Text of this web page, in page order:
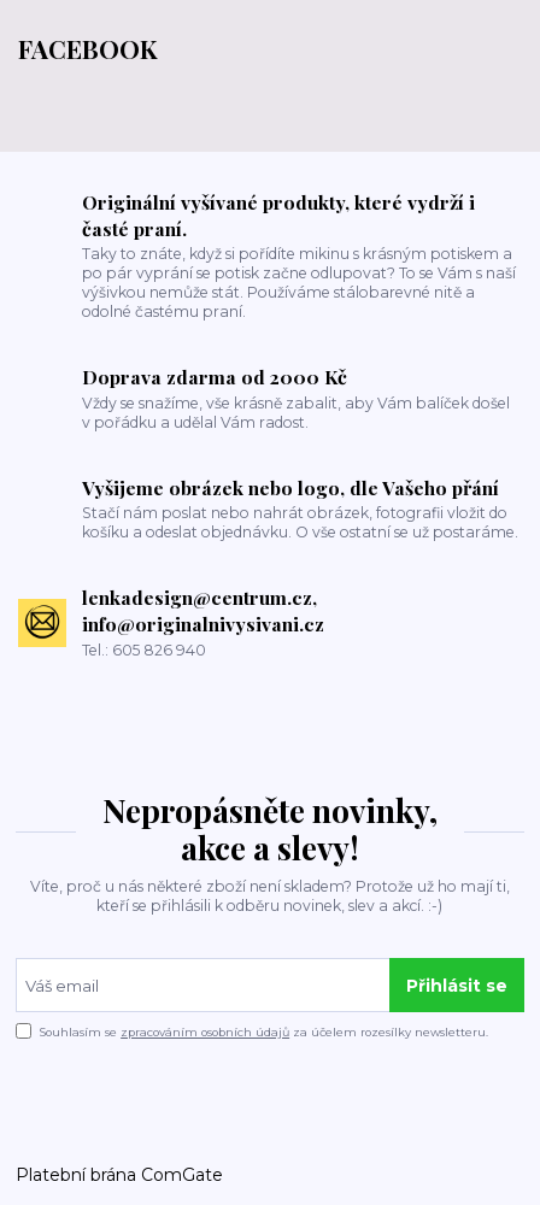
FACEBOOK
Originální vyšívané produkty, které vydrží i
časté praní.
Taky to znáte, když si pořídíte mikinu s krásným potiskem a
po pár vyprání se potisk začne odlupovat? To se Vám s naší
výšivkou nemůže stát. Používáme stálobarevné nitě a
odolné častému praní.
Doprava zdarma od 2000 Kč
Vždy se snažíme, vše krásně zabalit, aby Vám balíček došel
v pořádku a udělal Vám radost.
Vyšijeme obrázek nebo logo, dle Vašeho přání
Stačí nám poslat nebo nahrát obrázek, fotografii vložit do
košíku a odeslat objednávku. O vše ostatní se už postaráme.
lenkadesign@centrum.cz,
info@originalnivysivani.cz
Tel.: 605 826 940
Nepropásněte novinky,
akce a slevy!
Víte, proč u nás některé zboží není skladem? Protože už ho mají ti,
kteří se přihlásili k odběru novinek, slev a akcí. :-)
Přihlásit se
Souhlasím se zpracováním osobních údajů za účelem rozesílky newsletteru.
Platební brána ComGate